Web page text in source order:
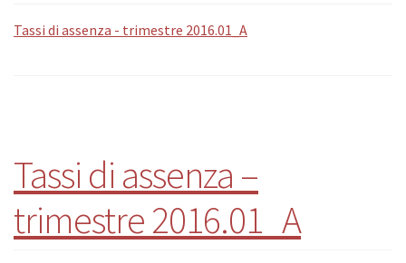
Tassi di assenza - trimestre 2016.01_A
Tassi di assenza –
trimestre 2016.01_A